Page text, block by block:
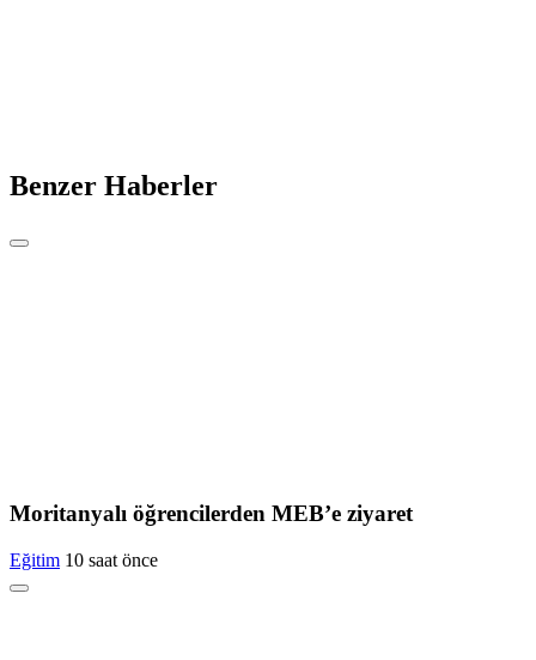
Benzer Haberler
Moritanyalı öğrencilerden MEB’e ziyaret
Eğitim 10 saat önce